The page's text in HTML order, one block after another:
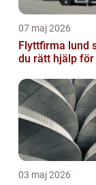
07 maj 2026
Flyttfirma lund så väljer
du rätt hjälp för
03 maj 2026